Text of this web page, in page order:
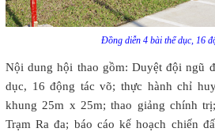
Đồng diễn 4 bài thể dục, 16
Nội dung hội thao gồm: Duyệt đội ngũ
dục, 16 động tác võ; thực hành chỉ
khung 25m x 25m; thao giảng chính
Trạm Ra đa; báo cáo kế hoạch chiến